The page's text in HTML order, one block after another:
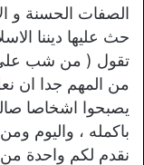
الصفات الحسنة و
حث عليها ديننا
تقول ( من شب على
من المهم جدا ان
يصبحوا اشخاصا
باكمله ، واليوم
نقدم لكم واحدة